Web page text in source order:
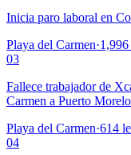
Inicia paro laboral en
Playa del Carmen·1,996
03
Fallece trabajador de
Carmen a Puerto
Playa del Carmen·614
04